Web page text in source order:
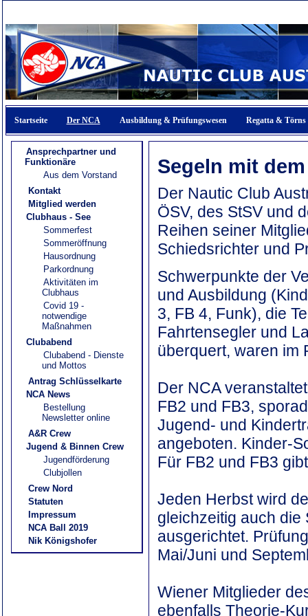
Startseite Der NCA Ausbildung & Prüfungswesen Regatta & Törns
Ansprechpartner und
Funktionäre
Aus dem Vorstand
Kontakt
Mitglied werden
Clubhaus - See
Sommerfest
Sommeröffnung
Hausordnung
Parkordnung
Aktivitäten im
Clubhaus
Covid 19 -
notwendige
Maßnahmen
Clubabend
Clubabend - Dienste
und Mottos
Antrag Schlüsselkarte
NCA News
Bestellung
Newsletter online
A&R Crew
Jugend & Binnen Crew
Jugendförderung
Clubjollen
Crew Nord
Statuten
Impressum
NCA Ball 2019
Nik Königshofer
Segeln mit
Der Nautic Club
ÖSV, des StSV und
Reihen seiner
Schiedsrichter und
Schwerpunkte der
und Ausbildung
3, FB 4, Funk), die
Fahrtensegler und
überquert, waren im
Der NCA
FB2 und FB3,
Jugend- und
angeboten. Kinder-
Für FB2 und FB3
Jeden Herbst wird
gleichzeitig auch
ausgerichtet.
Mai/Juni und
Wiener Mitglieder
ebenfalls Theorie-